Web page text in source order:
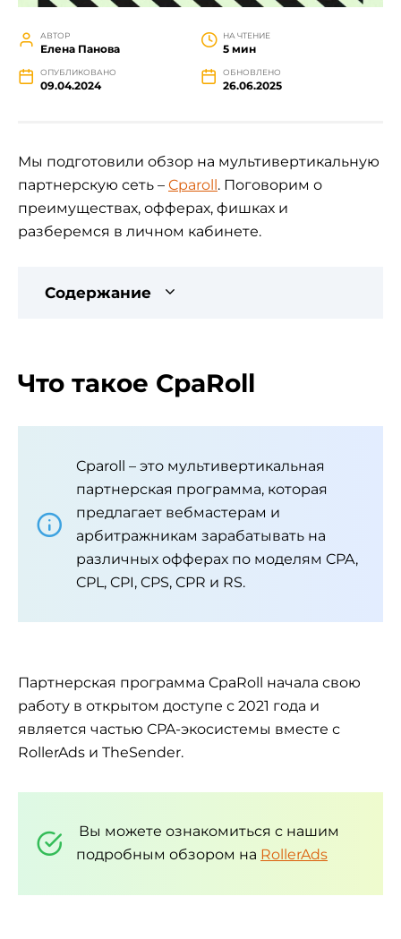
АВТОР
Елена Панова
НА ЧТЕНИЕ
5 мин
ОПУБЛИКОВАНО
09.04.2024
ОБНОВЛЕНО
26.06.2025
Мы подготовили обзор на мультивертикальную
партнерскую сеть – Cparoll. Поговорим о
преимуществах, офферах, фишках и
разберемся в личном кабинете.
Содержание
Что такое CpaRoll
Cparoll – это мультивертикальная
партнерская программа, которая
предлагает вебмастерам и
арбитражникам зарабатывать на
различных офферах по моделям CPA,
CPL, CPI, CPS, CPR и RS.
Партнерская программа CpaRoll начала свою
работу в открытом доступе с 2021 года и
является частью CPA-экосистемы вместе с
RollerAds и TheSender.
Вы можете ознакомиться с нашим
подробным обзором на RollerAds